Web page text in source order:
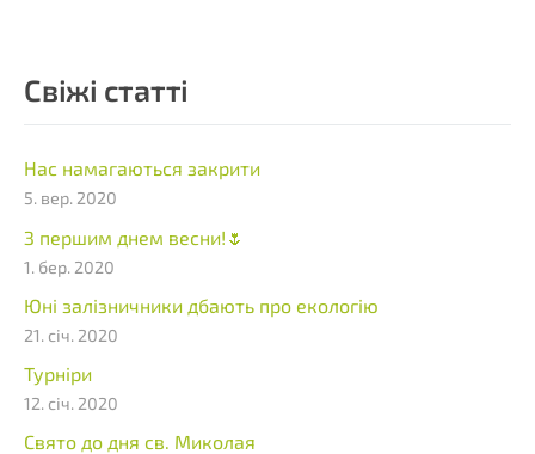
Свіжі статті
Нас намагаються закрити
5. вер. 2020
З першим днем весни!🌷
1. бер. 2020
Юні залізничники дбають про екологію
21. січ. 2020
Турніри
12. січ. 2020
Свято до дня св. Миколая